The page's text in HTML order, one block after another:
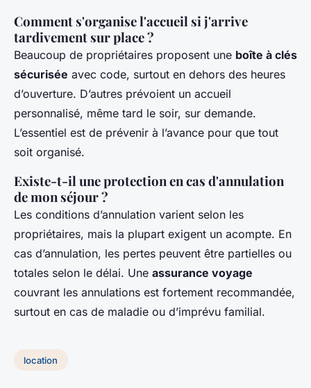
Comment s'organise l'accueil si j'arrive
tardivement sur place ?
Beaucoup de propriétaires proposent une boîte à clés
sécurisée avec code, surtout en dehors des heures
d’ouverture. D’autres prévoient un accueil
personnalisé, même tard le soir, sur demande.
L’essentiel est de prévenir à l’avance pour que tout
soit organisé.
Existe-t-il une protection en cas d'annulation
de mon séjour ?
Les conditions d’annulation varient selon les
propriétaires, mais la plupart exigent un acompte. En
cas d’annulation, les pertes peuvent être partielles ou
totales selon le délai. Une assurance voyage
couvrant les annulations est fortement recommandée,
surtout en cas de maladie ou d’imprévu familial.
location